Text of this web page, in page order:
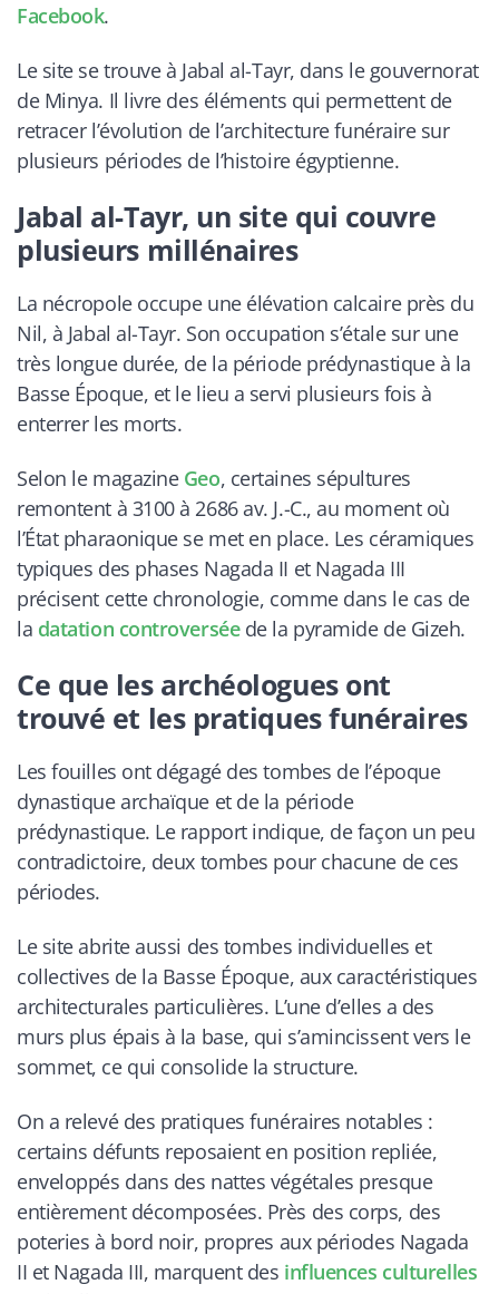
Facebook.
Le site se trouve à Jabal al-Tayr, dans le gouvernorat
de Minya. Il livre des éléments qui permettent de
retracer l’évolution de l’architecture funéraire sur
plusieurs périodes de l’histoire égyptienne.
Jabal al-Tayr, un site qui couvre
plusieurs millénaires
La nécropole occupe une élévation calcaire près du
Nil, à Jabal al-Tayr. Son occupation s’étale sur une
très longue durée, de la période prédynastique à la
Basse Époque, et le lieu a servi plusieurs fois à
enterrer les morts.
Selon le magazine Geo, certaines sépultures
remontent à 3100 à 2686 av. J.-C., au moment où
l’État pharaonique se met en place. Les céramiques
typiques des phases Nagada II et Nagada III
précisent cette chronologie, comme dans le cas de
la datation controverséede la pyramide de Gizeh.
Ce que les archéologues ont
trouvé et les pratiques funéraires
Les fouilles ont dégagé des tombes de l’époque
dynastique archaïque et de la période
prédynastique. Le rapport indique, de façon un peu
contradictoire, deux tombes pour chacune de ces
périodes.
Le site abrite aussi des tombes individuelles et
collectives de la Basse Époque, aux caractéristiques
architecturales particulières. L’une d’elles a des
murs plus épais à la base, qui s’amincissent vers le
sommet, ce qui consolide la structure.
On a relevé des pratiques funéraires notables :
certains défunts reposaient en position repliée,
enveloppés dans des nattes végétales presque
entièrement décomposées. Près des corps, des
poteries à bord noir, propres aux périodes Nagada
II et Nagada III, marquent des influences culturelles